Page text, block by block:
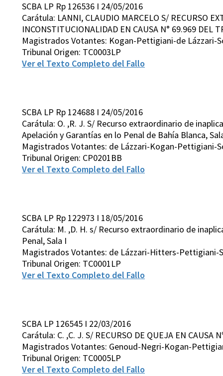
SCBA LP Rp 126536 I 24/05/2016
Carátula: LANNI, CLAUDIO MARCELO S/ RECURSO
INCONSTITUCIONALIDAD EN CAUSA N° 69.969 DEL
Magistrados Votantes: Kogan-Pettigiani-de Lázzari-
Tribunal Origen: TC0003LP
Ver el Texto Completo del Fallo
SCBA LP Rp 124688 I 24/05/2016
Carátula: O. ,R. J. S/ Recurso extraordinario de
Apelación y Garantías en lo Penal de Bahía Blanca,
Magistrados Votantes: de Lázzari-Kogan-Pettigiani-
Tribunal Origen: CP0201BB
Ver el Texto Completo del Fallo
SCBA LP Rp 122973 I 18/05/2016
Carátula: M. ,D. H. s/ Recurso extraordinario de
Penal, Sala I
Magistrados Votantes: de Lázzari-Hitters-Pettigiani-
Tribunal Origen: TC0001LP
Ver el Texto Completo del Fallo
SCBA LP 126545 I 22/03/2016
Carátula: C. ,C. J. S/ RECURSO DE QUEJA EN CAUSA
Magistrados Votantes: Genoud-Negri-Kogan-
Tribunal Origen: TC0005LP
Ver el Texto Completo del Fallo